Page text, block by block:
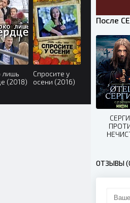
После
ОТЗЫВЫ
лишь
(2018)
Спросите у
осени (2016)